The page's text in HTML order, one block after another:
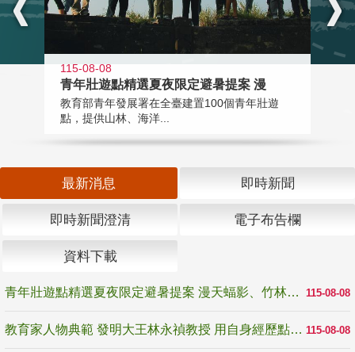
115-08-08
青年壯遊點精選夏夜限定避暑提案 漫
教育部青年發展署在全臺建置100個青年壯遊
點，提供山林、海洋...
最新消息 即時新聞
即時新聞澄清 電子布告欄
資料下載
115-08-08
青年壯遊點精選夏夜限定避暑提案 漫天蝠影、竹林尋蛙、茶香夜觀 邀青年暮色出發
115-08-08
教育家人物典範 發明大王林永禎教授 用自身經歷點亮學生的路